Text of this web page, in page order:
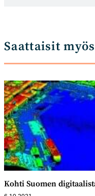
Saattaisit
Kohti Suomen